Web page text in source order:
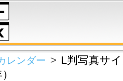
レンダー
L判写真サ